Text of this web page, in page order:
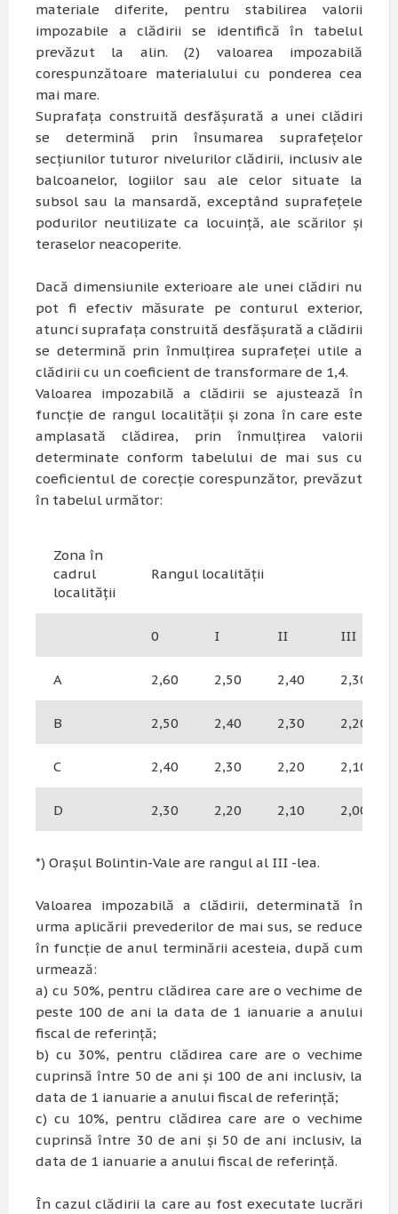
materiale diferite, pentru stabilirea valorii
impozabile a clădirii se identifică în tabelul
prevăzut la alin. (2) valoarea impozabilă
corespunzătoare materialului cu ponderea cea
mai mare.
Suprafaţa construită desfăşurată a unei clădiri
se determină prin însumarea suprafeţelor
secţiunilor tuturor nivelurilor clădirii, inclusiv ale
balcoanelor, logiilor sau ale celor situate la
subsol sau la mansardă, exceptând suprafeţele
podurilor neutilizate ca locuinţă, ale scărilor şi
teraselor neacoperite.
Dacă dimensiunile exterioare ale unei clădiri nu
pot fi efectiv măsurate pe conturul exterior,
atunci suprafaţa construită desfăşurată a clădirii
se determină prin înmulţirea suprafeţei utile a
clădirii cu un coeficient de transformare de 1,4.
Valoarea impozabilă a clădirii se ajustează în
funcţie de rangul localităţii şi zona în care este
amplasată clădirea, prin înmulţirea valorii
determinate conform tabelului de mai sus cu
coeficientul de corecţie corespunzător, prevăzut
în tabelul următor:
Zona în
cadrul
localității
Rangul localității
0 I II III
A 2,60 2,50 2,40 2,30
B 2,50 2,40 2,30 2,20
C 2,40 2,30 2,20 2,10
D 2,30 2,20 2,10 2,00
*) Orașul Bolintin-Vale are rangul al III -lea.
Valoarea impozabilă a clădirii, determinată în
urma aplicării prevederilor de mai sus, se reduce
în funcţie de anul terminării acesteia, după cum
urmează:
a) cu 50%, pentru clădirea care are o vechime de
peste 100 de ani la data de 1 ianuarie a anului
fiscal de referinţă;
b) cu 30%, pentru clădirea care are o vechime
cuprinsă între 50 de ani şi 100 de ani inclusiv, la
data de 1 ianuarie a anului fiscal de referinţă;
c) cu 10%, pentru clădirea care are o vechime
cuprinsă între 30 de ani şi 50 de ani inclusiv, la
data de 1 ianuarie a anului fiscal de referinţă.
În cazul clădirii la care au fost executate lucrări